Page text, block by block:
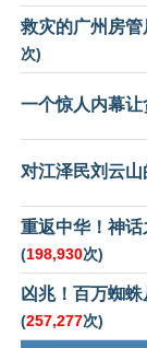
救灾的广州房
次)
一个惊人内幕
对江泽民刘云
重返中华！神
(198,930次)
凶兆！百万蜘
(257,277次)